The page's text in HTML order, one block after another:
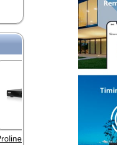
Proline PR-NVR5116